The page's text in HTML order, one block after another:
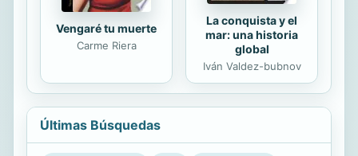
Vengaré tu muerte
Carme Riera
La conquista y el
mar: una historia
global
Iván Valdez-bubnov
Últimas Búsquedas